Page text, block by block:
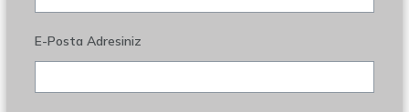
E-Posta Adresiniz